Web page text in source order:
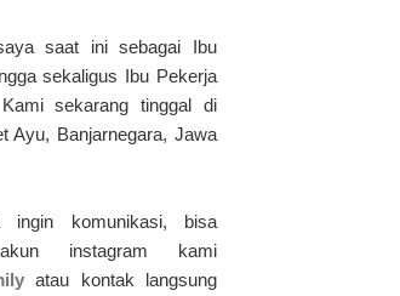
saat ini sebagai Ibu
sekaligus Ibu Pekerja
sekarang tinggal di
Ayu, Banjarnegara, Jawa
ingin komunikasi, bisa
instagram kami
atau kontak langsung